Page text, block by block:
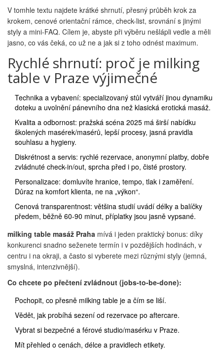
V tomhle textu najdete krátké shrnutí, přesný průběh krok za
krokem, cenové orientační rámce, check-list, srovnání s jinými
styly a mini‑FAQ. Cílem je, abyste při výběru nešlápli vedle a měli
jasno, co vás čeká, co už ne a jak si z toho odnést maximum.
Rychlé shrnutí: proč je milking
table v Praze výjimečné
Technika a vybavení: specializovaný stůl vytváří jinou dynamiku
doteku a uvolnění pánevního dna než klasická erotická masáž.
Kvalita a odbornost: pražská scéna 2025 má širší nabídku
školených masérek/masérů, lepší procesy, jasná pravidla
souhlasu a hygieny.
Diskrétnost a servis: rychlé rezervace, anonymní platby, dobře
zvládnuté check-in/out, sprcha před i po, čisté prostory.
Personalizace: domluvíte hranice, tempo, tlak i zaměření.
Důraz na komfort klienta, ne na „výkon“.
Cenová transparentnost: většina studií uvádí délky a balíčky
předem, běžně 60-90 minut, příplatky jsou jasně vypsané.
milking table masáž Praha mívá i jeden praktický bonus: díky
konkurenci snadno seženete termín i v pozdějších hodinách, v
centru i na okraji, a často si vyberete mezi různými styly (jemná,
smyslná, intenzivnější).
Co chcete po přečtení zvládnout (jobs-to-be-done):
Pochopit, co přesně milking table je a čím se liší.
Vědět, jak probíhá sezení od rezervace po aftercare.
Vybrat si bezpečné a férové studio/masérku v Praze.
Mít přehled o cenách, délce a pravidlech etikety.